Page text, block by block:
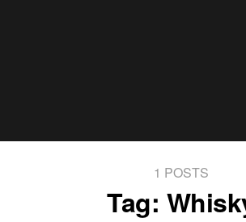
1 POSTS
Tag: